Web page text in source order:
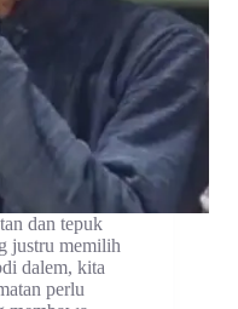
dan tepuk
justru memilih
dalem, kita
perlu